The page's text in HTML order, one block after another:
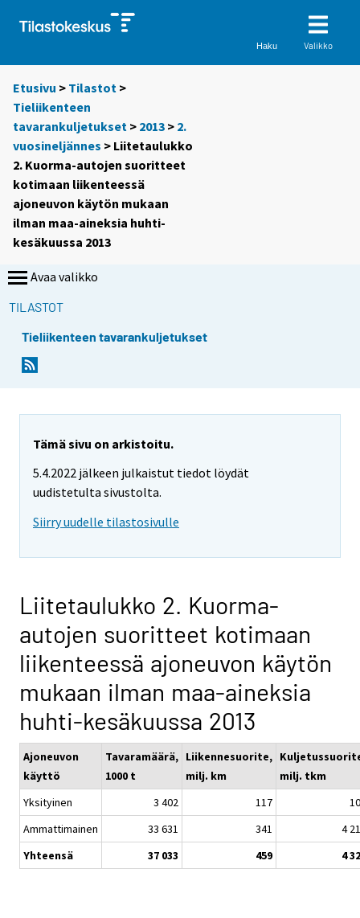
Haku Valikko
Etusivu > Tilastot >
Tieliikenteen
tavarankuljetukset > 2013 > 2.
vuosineljännes > Liitetaulukko
2. Kuorma-autojen suoritteet
kotimaan liikenteessä
ajoneuvon käytön mukaan
ilman maa-aineksia huhti-
kesäkuussa 2013
Avaa valikko
TILASTOT
Tieliikenteen tavarankuljetukset
Tämä sivu on arkistoitu.
5.4.2022 jälkeen julkaistut tiedot löydät
uudistetulta sivustolta.
Siirry uudelle tilastosivulle
Liitetaulukko 2. Kuorma-
autojen suoritteet kotimaan
liikenteessä ajoneuvon käytön
mukaan ilman maa-aineksia
huhti-kesäkuussa 2013
Ajoneuvon
käyttö
Tavaramäärä,
1000 t
Liikennesuorite,
milj. km
milj. tkm
Yksityinen
3 402 117
Ammattimainen
33 631 341
4
Yhteensä
37 033 459 4